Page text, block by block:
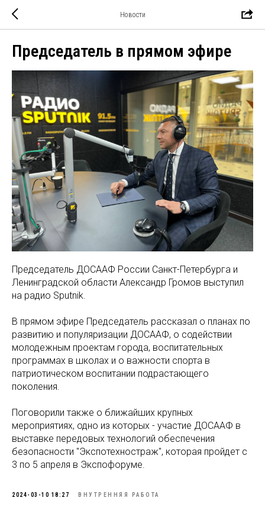
Новости
Председатель в прямом эфире
Председатель ДОСААФ России Санкт-Петербурга и
Ленинградской области Александр Громов выступил
на радио Sputnik.
В прямом эфире Председатель рассказал о планах по
развитию и популяризации ДОСААФ, о содействии
молодежным проектам города, воспитательных
программах в школах и о важности спорта в
патриотическом воспитании подрастающего
поколения.
Поговорили также о ближайших крупных
мероприятиях, одно из которых - участие ДОСААФ в
выставке передовых технологий обеспечения
безопасности "Экспотехностраж", которая пройдет с
3 по 5 апреля в Экспофоруме.
2024-03-10 18:27 ВНУТРЕННЯЯ РАБОТА